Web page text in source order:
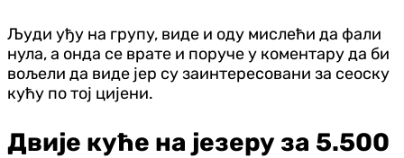
Људи уђу на групу, виде и оду мислећи да фали
нула, а онда се врате и поруче у коментару да би
вољели да виде јер су заинтересовани за сеоску
кућу по тој цијени.
Двије куће на језеру за 5.500